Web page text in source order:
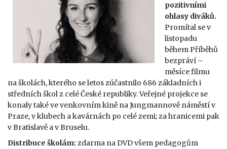
pozitivními
ohlasy diváků.
Promítal se v
listopadu
během Příběhů
bezpráví –
měsíce filmu
na školách, kterého se letos zúčastnilo 686 základních i
středních škol z celé České republiky. Veřejné projekce se
konaly také ve venkovním kině na Jungmannově náměstí v
Praze, v klubech a kavárnách po celé zemi; za hranicemi pak
v Bratislavě a v Bruselu.
Distribuce školám: zdarma na DVD všem pedagogům